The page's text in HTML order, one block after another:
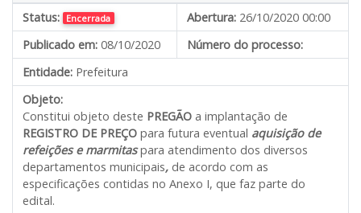
Status: Encerrada Abertura: 26/10/2020 00:00
Publicado em: 08/10/2020
Número do processo:
Entidade: Prefeitura
Objeto:
Constitui objeto deste PREGÃO a implantação de
REGISTRO DE PREÇO para futura eventual aquisição de
refeições e marmitaspara atendimento dos diversos
departamentos municipais, de acordo com as
especificações contidas no Anexo I, que faz parte do
edital.